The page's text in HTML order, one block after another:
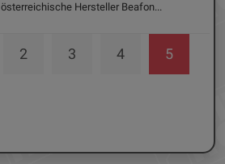
österreichische Hersteller Beafon...
2 3 4 5